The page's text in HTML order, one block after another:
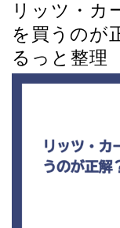
リッツ・カ
を買うのが
るっと整理